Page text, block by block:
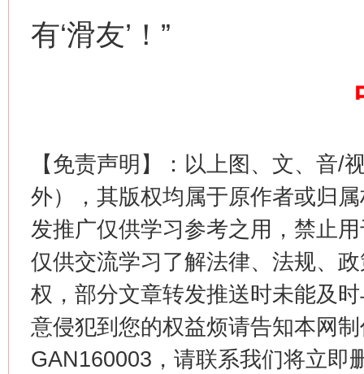
有‘滑友’！”
【免责声明】：以上图、文、音/
外），其版权均属于原作者或归
发推广仅供学习参考之用，禁止
仅供交流学习了解法律、法规、
权，部分文章转发推送时未能及
意侵犯到您的权益烦请告知本网
GAN160003，请联系我们将立即
在谋一域中谋全局
今